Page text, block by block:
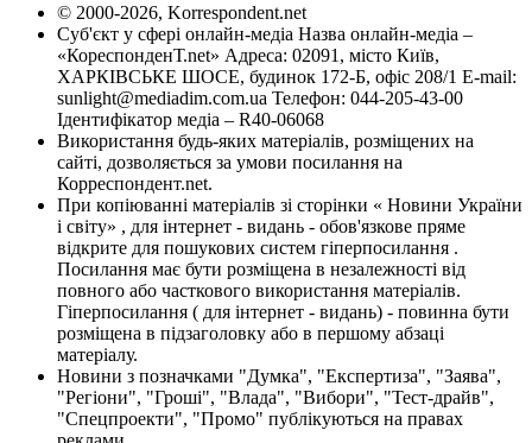
© 2000-2026, Korrespondent.net
Суб'єкт у сфері онлайн-медіа Назва онлайн-медіа –
«КореспонденТ.net» Адреса: 02091, місто Київ,
ХАРКІВСЬКЕ ШОСЕ, будинок 172-Б, офіс 208/1 E-mail:
sunlight@mediadim.com.ua Телефон: 044-205-43-00
Ідентифікатор медіа – R40-06068
Використання будь-яких матеріалів, розміщених на
сайті, дозволяється за умови посилання на
Корреспондент.net.
При копіюванні матеріалів зі сторінки « Новини України
і світу» , для інтернет - видань - обов'язкове пряме
відкрите для пошукових систем гіперпосилання .
Посилання має бути розміщена в незалежності від
повного або часткового використання матеріалів.
Гіперпосилання ( для інтернет - видань) - повинна бути
розміщена в підзаголовку або в першому абзаці
матеріалу.
Новини з позначками "Думка", "Експертиза", "Заява",
"Регіони", "Гроші", "Влада", "Вибори", "Тест-драйв",
"Спецпроекти", "Промо" публікуються на правах